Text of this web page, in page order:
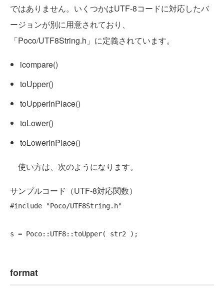
ではありません。いくつかはUTF-8コードに対応したバ
ージョンが別に用意されており、
「Poco/UTF8String.h」に定義されています。
icompare()
toUpper()
toUpperInPlace()
toLower()
toLowerInPlace()
使い方は、次のようになります。
サンプルコード（UTF-8対応関数）
#include "Poco/UTF8String.h"
format